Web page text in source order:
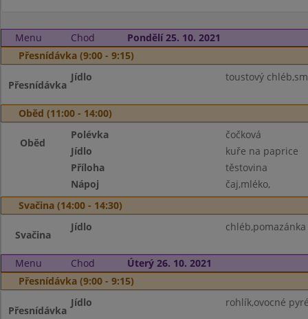
Menu Chod
Pondělí 25. 10. 2021
Přesnídávka (9:00 - 9:15)
Přesnídávka
Jídlo toustový
Oběd (11:00 - 14:00)
Oběd
Polévka
čočková
Jídlo
kuře na paprice
Příloha
těstovina
Nápoj
čaj,mléko,
Svačina (14:00 - 14:30)
Svačina
Jídlo
Menu Chod
Úterý 26. 10. 2021
Přesnídávka (9:00 - 9:15)
Přesnídávka
Jídlo rohlík,ovocné